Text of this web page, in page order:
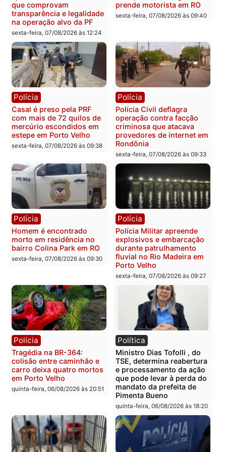
Plano de Governo com
228 projetos, metas
públicas e
acompanhamento de
resultados
sexta-feira, 07/08/2026 às 18:49
Evanildo pode ser o
primeiro pastor de
Rondônia na Câmara
sexta-feira, 07/08/2026 às
Polícia
2 MILHÕES – Unnesa
apresenta documentos
transparência e legalidade
na operação alvo da PF
sexta-feira, 07/08/2026 às 12:24
Polícia
Polícia Federal apreende
400 quilos de drogas e
prende motorista em RO
sexta-feira, 07/08/2026 às
Polícia
mercúrio escondidos em
estepe em Porto Velho
sexta-feira, 07/08/2026 às 09:38
Polícia
Polícia Civil deflagra
operação contra facção
criminosa que atacava
provedores de internet
Rondônia
sexta-feira, 07/08/2026 às
Polícia
morto em residência no
bairro Colina Park em RO
sexta-feira, 07/08/2026 às 09:30
Polícia
Polícia Militar apreende
explosivos e
durante patrulhamento
fluvial no Rio Madeira em
Porto Velho